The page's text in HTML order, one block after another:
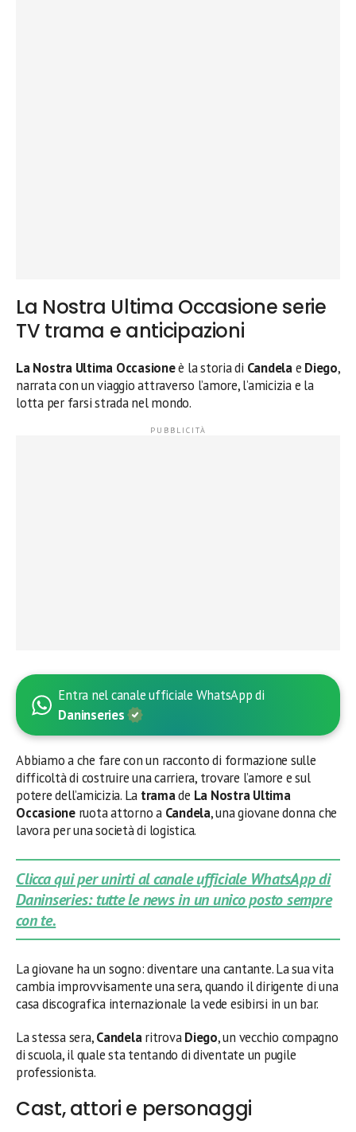
La Nostra Ultima Occasione serie
TV trama e anticipazioni
La Nostra Ultima Occasioneè la storia di Candelae Diego,
narrata con un viaggio attraverso l’amore, l’amicizia e la
lotta per farsi strada nel mondo.
Entra nel canale ufficiale WhatsApp di
Daninseries
Abbiamo a che fare con un racconto di formazione sulle
difficoltà di costruire una carriera, trovare l’amore e sul
potere dell’amicizia. La tramade La Nostra Ultima
Occasioneruota attorno a Candela, una giovane donna che
lavora per una società di logistica.
Clicca qui per unirti al canale ufficiale WhatsApp di
Daninseries: tutte le news in un unico posto sempre
con te.
La giovane ha un sogno: diventare una cantante. La sua vita
cambia improvvisamente una sera, quando il dirigente di una
casa discografica internazionale la vede esibirsi in un bar.
La stessa sera,CandelaritrovaDiego, un vecchio compagno
di scuola, il quale sta tentando di diventate un pugile
professionista.
Cast, attori e personaggi